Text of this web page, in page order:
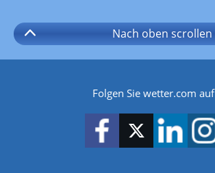
Nach oben scrollen
Folgen Sie wetter.com auf